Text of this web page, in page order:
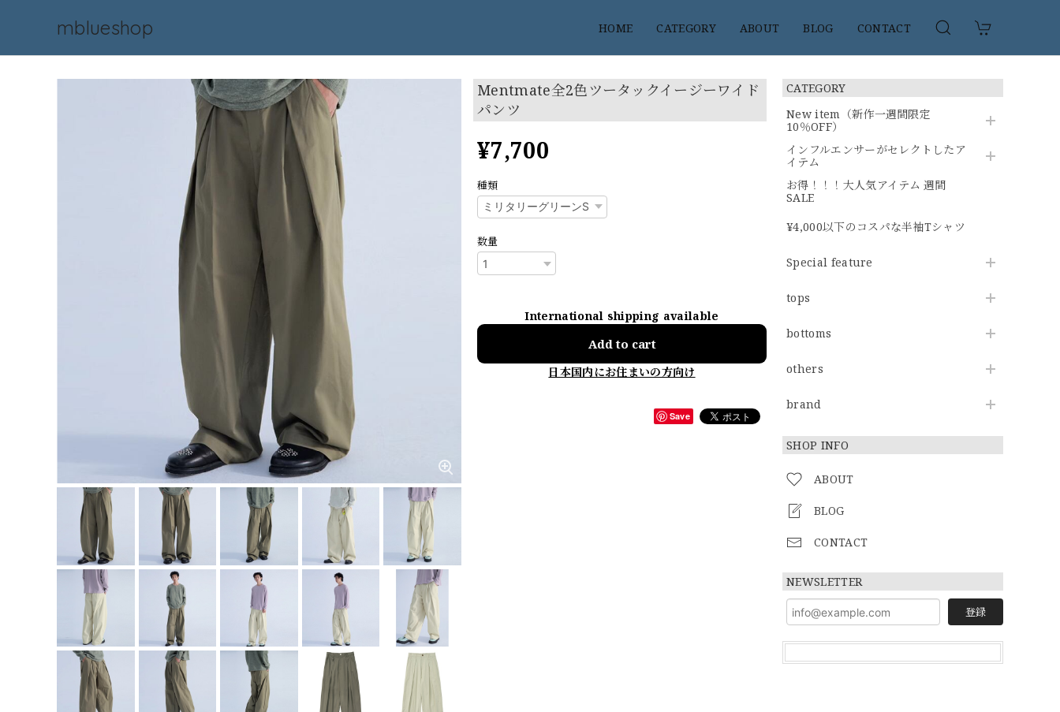
mblueshop HOME CATEGORY ABOUT BLOG CONTACT
CATEGORY
New item（新作一週間限定
10％OFF）
インフルエンサーがセレクトしたア
イテム
お得！！！大人気アイテム 週間
SALE
¥4,000以下のコスパな半袖Tシャツ
Special feature
tops
bottoms
others
brand
SHOP INFO
ABOUT
BLOG
CONTACT
NEWSLETTER
登録
Mentmate全2色ツータックイージーワイド
パンツ
¥7,700
種類
数量
International shipping available
Add to cart
日本国内にお住まいの方向け
Save